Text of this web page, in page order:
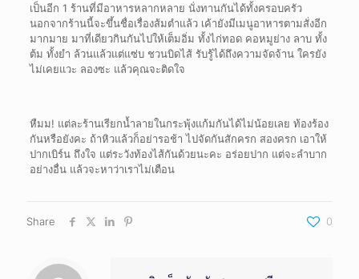
เป็นอีก 1 ร้านที่มีอาหารหลากหลาย นั่งทานกันได้ทั้งครอบครัว
นอกจากร้านนี้จะขึ้นชื่อเรื่องส้มตำแล้ว เค้ายังมีเมนูอาหารตามสั่งอีก
มากมาย มาที่เดียวกินกันไปให้เต็มอิ่ม ทั้งไก่ทอด คอหมูย่าง ลาบ ทั้ง
ต้ม ทั้งยำ ล้วนแล้วแต่แซ่บ ชวนบิดไส้ รับรู้ได้ถึงความจัดจ้าน ใครยัง
ไม่เคยแวะ ลองซะ แล้วคุณจะติดใจ
หืมม! แต่ละร้านเรียกน้ำลายในกระพุ้งแก้มกันได้ไม่น้อยเลย ท้องร้อง
กันหรือยังคะ ถ้าหิวแล้วก็อย่ารอช้า ไปจัดกันสักครก สองครก เอาให้
ปากเบิร์น ถึงใจ แต่ระวังท้องไส้กันด้วยนะคะ อร่อยปาก แต่จะลำบาก
อย่างอื่น แล้วจะหาว่าเราไม่เตือน
Share 0